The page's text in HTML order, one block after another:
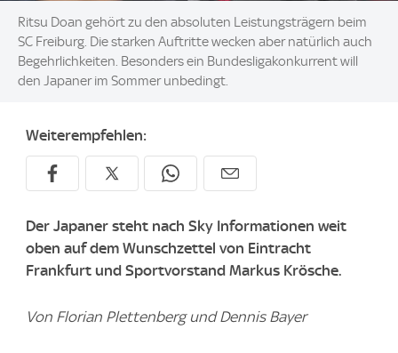
Ritsu Doan gehört zu den absoluten Leistungsträgern beim
SC Freiburg. Die starken Auftritte wecken aber natürlich auch
Begehrlichkeiten. Besonders ein Bundesligakonkurrent will
den Japaner im Sommer unbedingt.
Weiterempfehlen:
Der Japaner steht nach Sky Informationen weit
oben auf dem Wunschzettel von Eintracht
Frankfurt und Sportvorstand Markus Krösche.
Von Florian Plettenberg und Dennis Bayer